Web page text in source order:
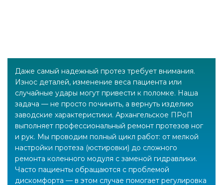
Даже самый надежный протез требует внимания.
Износ деталей, изменение веса пациента или
случайные удары могут привести к поломке. Наша
задача — не просто починить, а вернуть изделию
заводские характеристики. Архангельское ПРоП
выполняет профессиональный ремонт протезов ног
и рук. Мы проводим полный цикл работ: от мелкой
настройки протеза (юстировки) до сложного
ремонта коленного модуля с заменой гидравлики.
Часто пациенты обращаются с проблемой
дискомфорта — в этом случае помогает регулировка